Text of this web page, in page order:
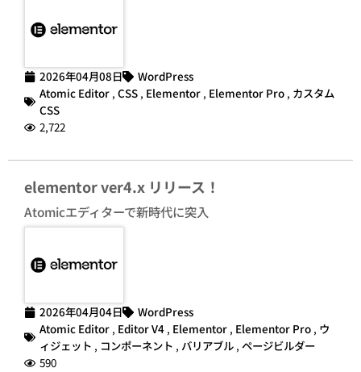
2026年04月08日
WordPress
Atomic Editor , CSS , Elementor , Elementor Pro , カスタム
CSS
2,722
elementor ver4.x リリース！
Atomicエディターで新時代に突入
2026年04月04日
WordPress
Atomic Editor , Editor V4 , Elementor , Elementor Pro , ウ
ィジェット , コンポーネント , バリアブル , ページビルダー
590